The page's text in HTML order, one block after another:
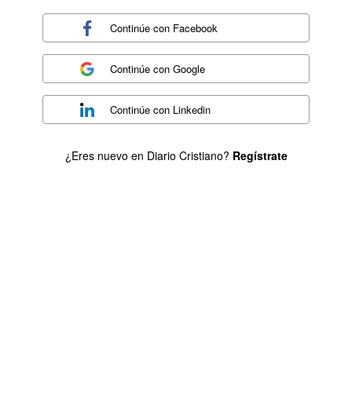
Continúe con Facebook
Continúe conGoogle
Continúe con Linkedin
¿Eres nuevo en Diario Cristiano? Regístrate